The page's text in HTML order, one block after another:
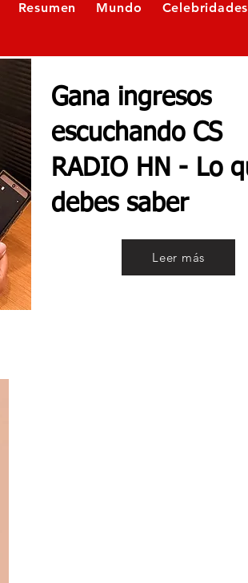
Resumen Mundo Celebridades
Gana ingresos
escuchando CS
RADIO HN - Lo
debes saber
Leer más